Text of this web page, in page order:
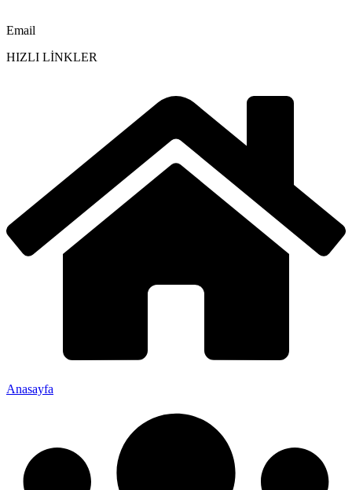
Email
HIZLI LİNKLER
Anasayfa